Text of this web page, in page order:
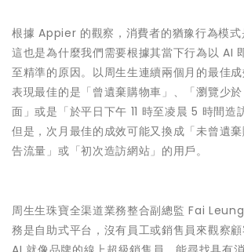
根據 Appier 的觀察，消費者的猶豫行為模式
這也是為什麼我們需要根據其當下行為以 AI
至精準的原因。以周生生連續兩個月的最佳
表現最佳的是「曾遺棄購物車」、「瀏覽少
面」或是「於平日下午 11 時至凌晨 5 時間造
但是，次月最佳的成效可能又換成「未曾遺
告流量」或「初次造訪網站」的用戶。
周生生珠寶全渠道業務整合副總監 Fai
務是自助式平台，沒有員工或銷售員來觀察顧